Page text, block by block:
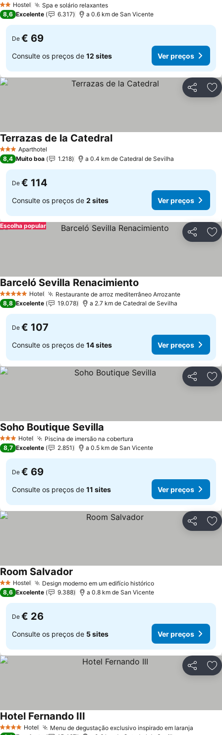
2 Estrelas
Hostel Spa e solário relaxantesVer preços
8,6 Excelente 6.317 a 0.6 km de San Vicente
De € 69
Consulte os preços de 12 sites Ver preços
Partilhar
3 EstrelasAparthotel
Terrazas de la CatedralVer preços
8,4 Muito boa 1.218 a 0.4 km de Catedral de Sevilha
De € 114
Consulte os preços de 2 sites Ver preços
Partilhar
Escolha popular
5 Estrelas Hotel Restaurante de arroz mediterrâneo ArrozanteVer preços
Barceló Sevilla Renacimiento
8,8 Excelente 19.078 a 2.7 km de Catedral de Sevilha
De € 107
Consulte os preços de 14 sites Ver preços
Partilhar
3 EstrelasHotel Piscina de imersão na cobertura
Soho Boutique Sevilla
8,7 Excelente 2.851 a 0.5 km de San Vicente
De € 69
Consulte os preços de 11 sites Ver preços
Partilhar
2 Estrelas
Hostel Design moderno em um edifício históricoVer preços
Room Salvador
8,6 Excelente 9.388 a 0.8 km de San Vicente
De € 26
Consulte os preços de 5 sites Ver preços
Partilhar
4 EstrelasHotel Menu de degustação exclusivo inspirado em laranja
Hotel Fernando III